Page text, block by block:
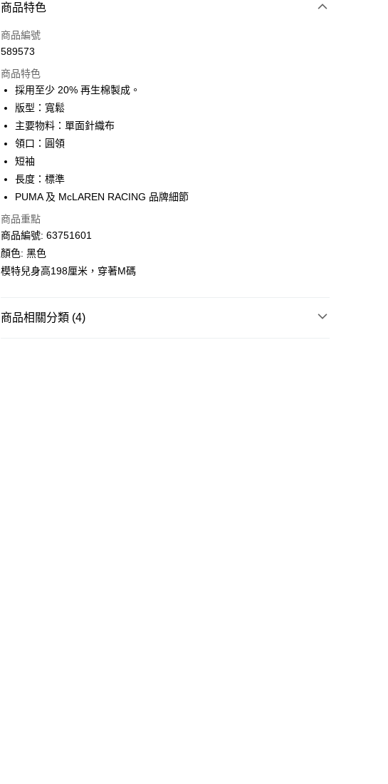
付款方式
信用卡
相關說明
Alipay, PayMe, WeChat Pay, UnionPay, FPS
送貨方式
單筆訂單淨值滿$399可享免運費優惠
每筆HK$30.00，滿HK$399.00或以上免運費
滿$599可享澳門免運費優惠
商品特色
商品編號
589573
商品特色
採用至少 20% 再生棉製成。
版型：寬鬆
主要物料：單面針織布
領口：圓領
短袖
長度：標準
PUMA 及 McLAREN RACING 品牌細節
商品重點
商品編號: 63751601
顏色: 黑色
模特兒身高198厘米，穿著M碼
商品相關分類 (4)